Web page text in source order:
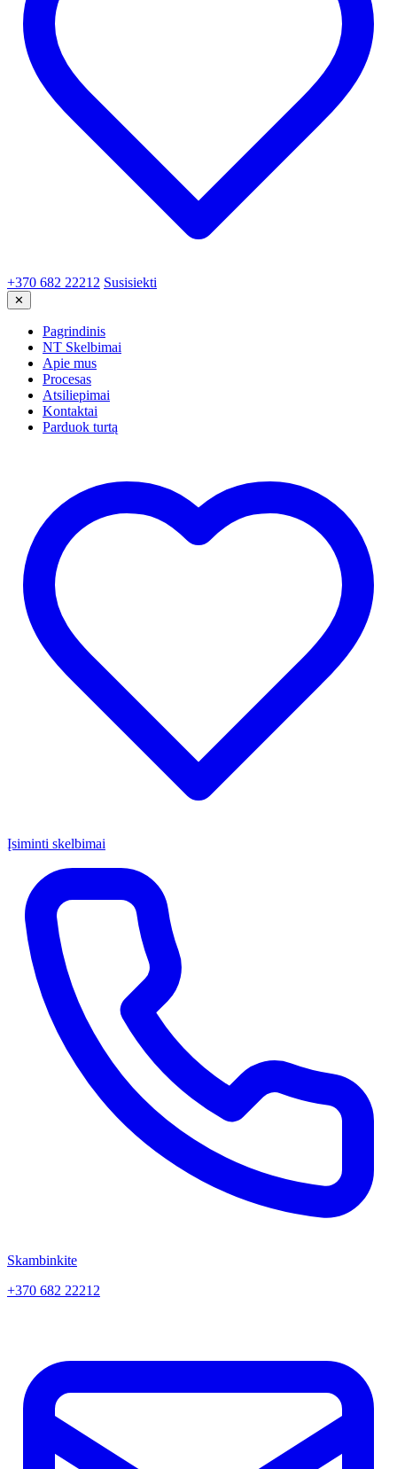
+370 682 22212 Susisiekti
✕
Pagrindinis
NT Skelbimai
Apie mus
Procesas
Atsiliepimai
Kontaktai
Parduok turtą
Įsiminti skelbimai
Skambinkite
+370 682 22212